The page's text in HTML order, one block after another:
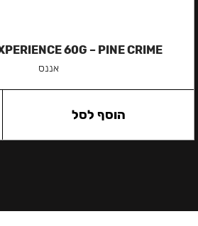
60G – PINE CRIME
אננס
הוסף לסל